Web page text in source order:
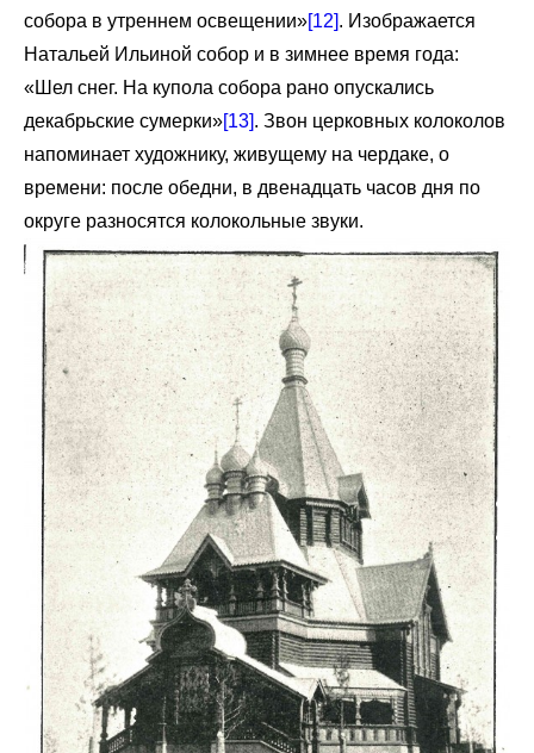
собора в утреннем освещении»[12]. Изображается
Натальей Ильиной собор и в зимнее время года:
«Шел снег. На купола собора рано опускались
декабрьские сумерки»[13]. Звон церковных колоколов
напоминает художнику, живущему на чердаке, о
времени: после обедни, в двенадцать часов дня по
округе разносятся колокольные звуки.